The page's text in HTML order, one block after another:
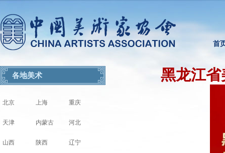
首
各地美术
北京 上海 重庆
天津 内蒙古 河北
山西 陕西 辽宁
黑龙江